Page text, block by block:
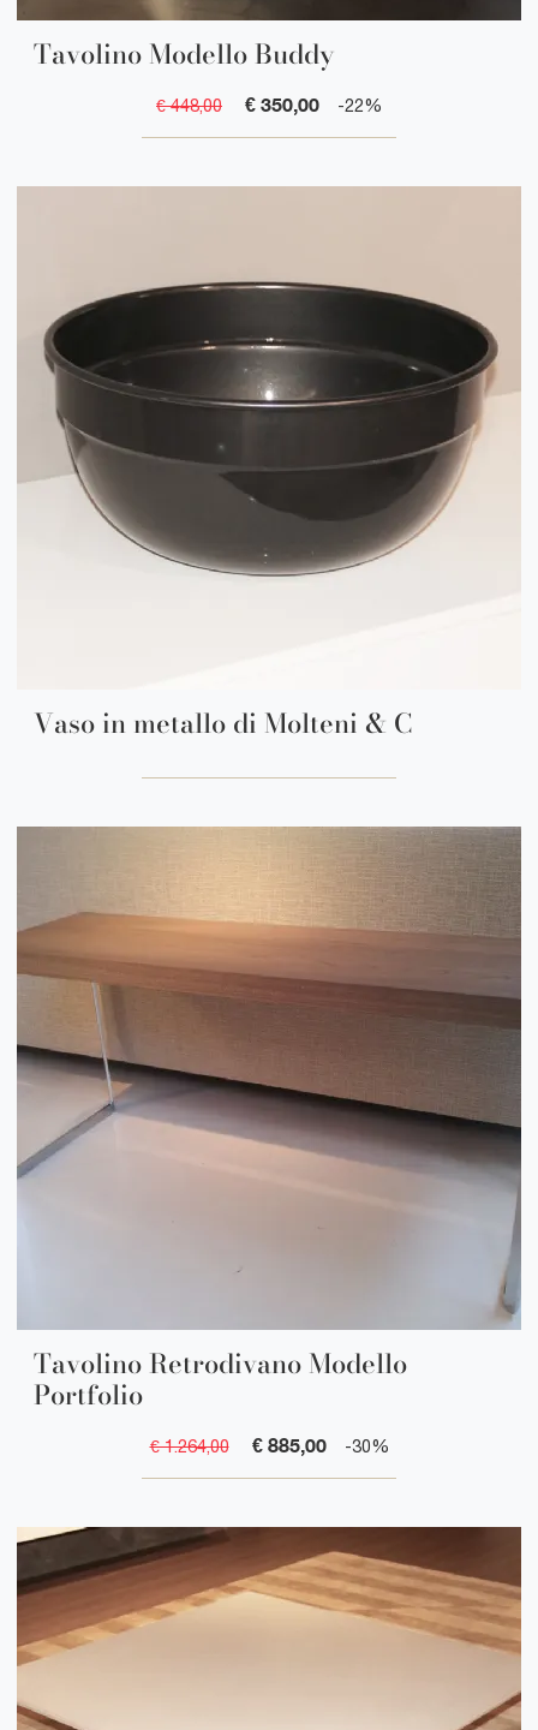
Tavolino Modello Buddy
€ 448,00 € 350,00 -22%
Vaso in metallo di Molteni & C
Tavolino Retrodivano Modello
Portfolio
€ 1.264,00 € 885,00 -30%